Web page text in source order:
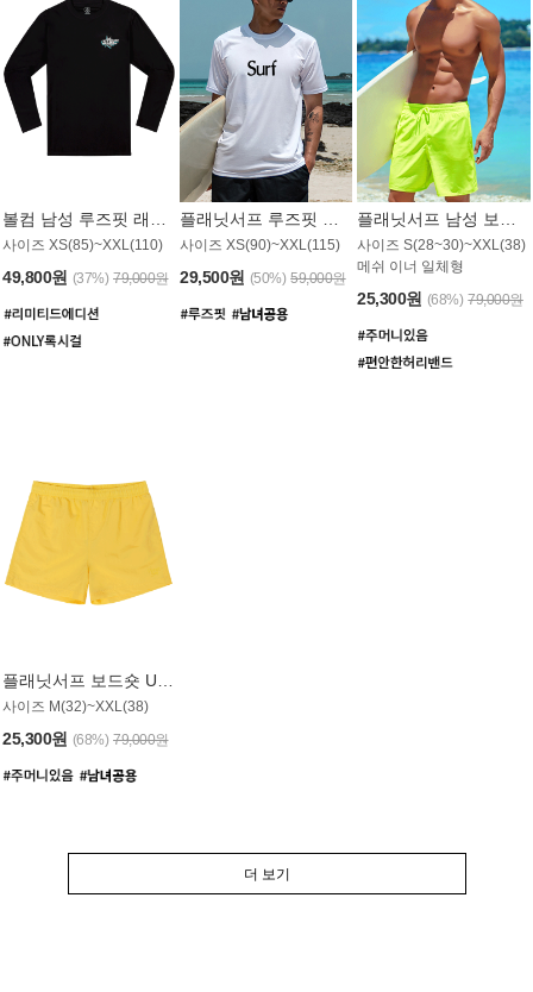
사이즈 XS(85)~XXL(110)
49,800원 (37%) 79,000원
사이즈 XS(90)~XXL(115)
29,500원 (50%) 59,000원
사이즈 S(28~30)~XXL(38)
메쉬 이너 일체형
25,300원 (68%) 79,000원
플래닛서프 보드숏 UMB008YPS
사이즈 M(32)~XXL(38)
25,300원 (68%) 79,000원
더 보기